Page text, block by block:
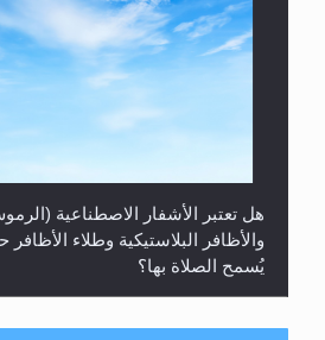
هل تعتبر الأشفار الاصطناعية
والأظافر البلاستيكية وطلاء
يُسمح الصلاة بها؟